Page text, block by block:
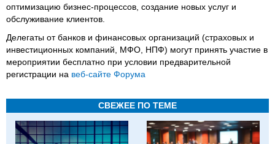
оптимизацию бизнес-процессов, создание новых услуг и
обслуживание клиентов.
Делегаты от банков и финансовых организаций (страховых и
инвестиционных компаний, МФО, НПФ) могут принять участие в
мероприятии бесплатно при условии предварительной
регистрации на веб-сайте Форума
СВЕЖЕЕ ПО ТЕМЕ